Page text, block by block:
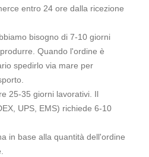
entro 24 ore dalla ricezione
bisogno di 7-10 giorni
Quando l'ordine è
spedirlo via mare per
25-35 giorni lavorativi. Il
UPS, EMS) richiede 6-10
in base alla quantità dell'ordine